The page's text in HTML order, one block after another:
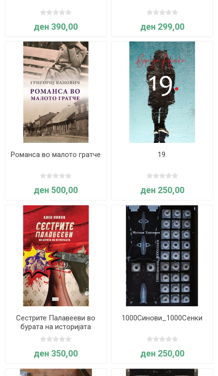
ден 390,00 ден 299,00
Романса во малото гратче
ден 500,00
19.
ден 250,00
Сестрите Палавееви во
бурата на историјата
ден 350,00
1000Синови_1000Сенки
ден 250,00